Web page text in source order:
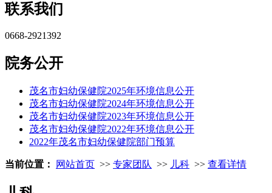
联系我们
0668-2921392
院务公开
茂名市妇幼保健院2025年环境信息公开
茂名市妇幼保健院2024年环境信息公开
茂名市妇幼保健院2023年环境信息公开
茂名市妇幼保健院2022年环境信息公开
2022年茂名市妇幼保健院部门预算
当前位置： 网站首页 >> 专家团队 >> 儿科 >> 查看详情